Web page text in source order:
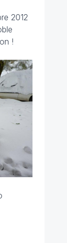
2012
!